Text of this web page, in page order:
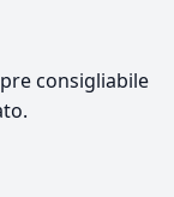
consigliabile